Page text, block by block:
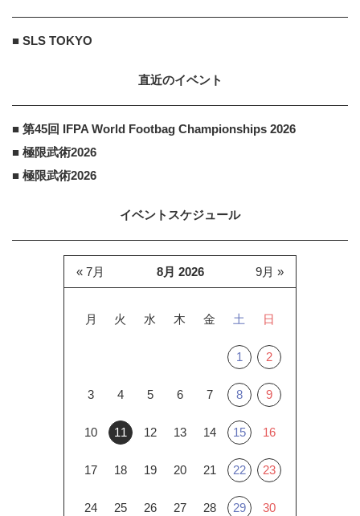
■ SLS TOKYO
直近のイベント
■ 第45回 IFPA World Footbag Championships 2026
■ 極限武術2026
■ 極限武術2026
イベントスケジュール
8月 2026
月 火 水 木 金 土 日
1 2
3 4 5 6 7 8 9
10 11 12 13 14 15 16
17 18 19 20 21 22 23
24 25 26 27 28 29 30
« 7月 9月 »